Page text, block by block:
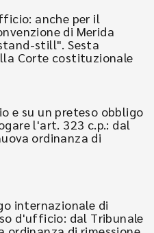
anche per il
di Merida
still". Sesta
Corte costituzionale
e su un preteso obbligo
l'art. 323 c.p.: dal
ordinanza di
internazionale di
d'ufficio: dal Tribunale